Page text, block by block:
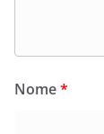
Nome*